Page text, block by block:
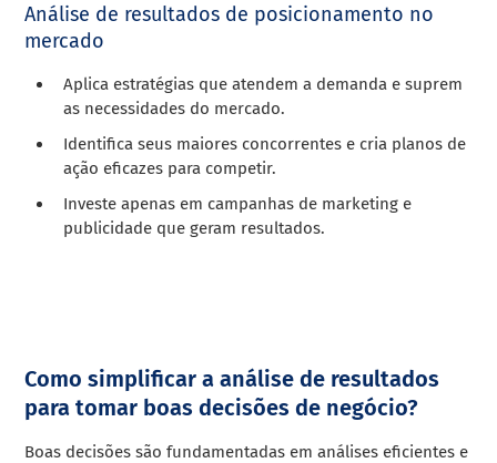
Análise de resultados de posicionamento no
mercado
Aplica estratégias que atendem a demanda e suprem
as necessidades do mercado.
Identifica seus maiores concorrentes e cria planos de
ação eficazes para competir.
Investe apenas em campanhas de marketing e
publicidade que geram resultados.
Como simplificar a análise de resultados
para tomar boas decisões de negócio?
Boas decisões são fundamentadas em análises eficientes e